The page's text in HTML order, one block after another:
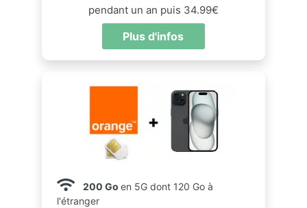
pendant un an puis 34.99€
Plus d'infos
200 Go en 5G dont 120 Go à
l'étranger